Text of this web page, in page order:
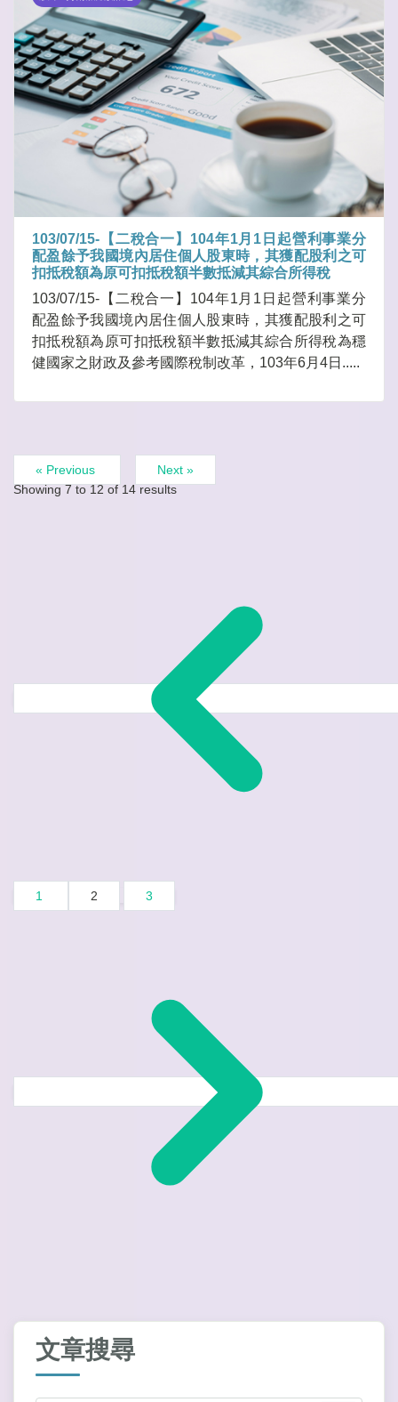
103/07/15-【二稅合一】104年1月1日起營利事業分
配盈餘予我國境內居住個人股東時，其獲配股利之可
扣抵稅額為原可扣抵稅額半數抵減其綜合所得稅
103/07/15-【二稅合一】104年1月1日起營利事業分
配盈餘予我國境內居住個人股東時，其獲配股利之可
扣抵稅額為原可扣抵稅額半數抵減其綜合所得稅為穩
健國家之財政及參考國際稅制改革，103年6月4日.....
« Previous
Next »
Showing 7 to 12 of 14 results
1 2 3
文章搜尋